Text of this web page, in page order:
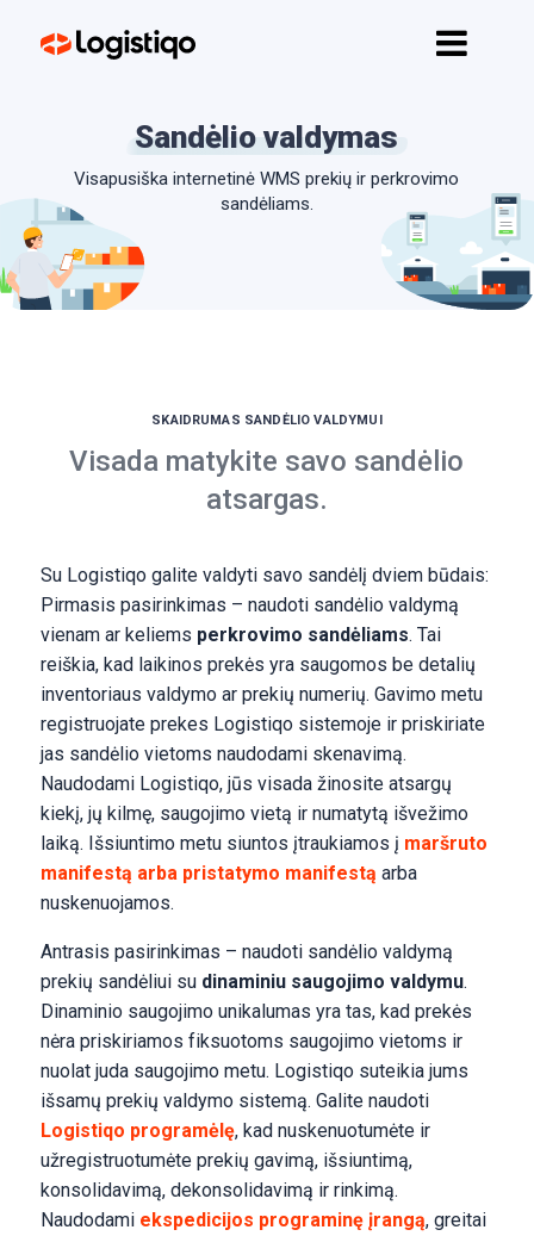
Pagrindinis
Kainos
Kontaktai
Pradėti
Sandėlio valdymas
Visapusiška internetinė WMS prekių ir perkrovimo
sandėliams.
SKAIDRUMAS SANDĖLIO VALDYMUI
Visada matykite savo sandėlio
atsargas.
Su Logistiqo galite valdyti savo sandėlį dviem būdais:
Pirmasis pasirinkimas – naudoti sandėlio valdymą
vienam ar keliems perkrovimo sandėliams. Tai
reiškia, kad laikinos prekės yra saugomos be detalių
inventoriaus valdymo ar prekių numerių. Gavimo metu
registruojate prekes Logistiqo sistemoje ir priskiriate
jas sandėlio vietoms naudodami skenavimą.
Naudodami Logistiqo, jūs visada žinosite atsargų
kiekį, jų kilmę, saugojimo vietą ir numatytą išvežimo
laiką. Išsiuntimo metu siuntos įtraukiamos į maršruto
manifestą arba pristatymo manifestą arba
nuskenuojamos.
Antrasis pasirinkimas – naudoti sandėlio valdymą
prekių sandėliui su dinaminiu saugojimo valdymu.
Dinaminio saugojimo unikalumas yra tas, kad prekės
nėra priskiriamos fiksuotoms saugojimo vietoms ir
nuolat juda saugojimo metu. Logistiqo suteikia jums
išsamų prekių valdymo sistemą. Galite naudoti
Logistiqo programėlę, kad nuskenuotumėte ir
užregistruotumėte prekių gavimą, išsiuntimą,
konsolidavimą, dekonsolidavimą ir rinkimą.
Naudodami ekspedicijos programinę įrangą, greitai